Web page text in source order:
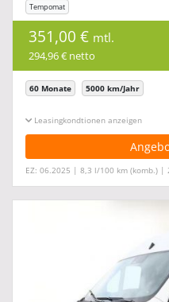
Tempomat
351,00 € mtl.
294,96 € netto
60 Monate 5000 km/Jahr
Leasingkonditionen ein-/ausblenden
EZ: 06.2025 | 8,3 l/100 km (komb.) |